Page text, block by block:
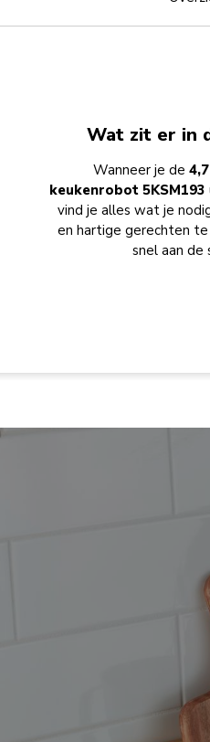
Wat zit er in
Wanneer je de
keukenrobot 5KSM193
vind je alles wat je
en hartige gerechten te
snel aan de